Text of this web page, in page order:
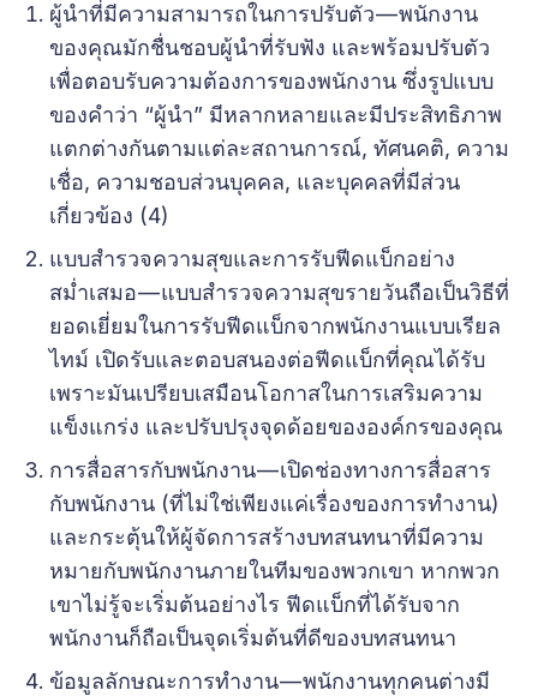
ผู้นำที่มีความสามารถในการปรับตัว — พนักงาน
ของคุณมักชื่นชอบผู้นำที่รับฟัง และพร้อมปรับตัว
เพื่อตอบรับความต้องการของพนักงาน ซึ่งรูปแบบ
ของคำว่า “ผู้นำ” มีหลากหลายและมีประสิทธิภาพ
แตกต่างกันตามแต่ละสถานการณ์, ทัศนคติ, ความ
เชื่อ, ความชอบส่วนบุคคล, และบุคคลที่มีส่วน
เกี่ยวข้อง (4)
แบบสำรวจความสุขและการรับฟีดแบ็กอย่าง
สม่ำเสมอ — แบบสำรวจความสุขรายวันถือเป็นวิธีที่
ยอดเยี่ยมในการรับฟีดแบ็กจากพนักงานแบบเรียล
ไทม์ เปิดรับและตอบสนองต่อฟีดแบ็กที่คุณได้รับ
เพราะมันเปรียบเสมือนโอกาสในการเสริมความ
แข็งแกร่ง และปรับปรุงจุดด้อยขององค์กรของคุณ
การสื่อสารกับพนักงาน — เปิดช่องทางการสื่อสาร
กับพนักงาน (ที่ไม่ใช่เพียงแค่เรื่องของการทำงาน)
และกระตุ้นให้ผู้จัดการสร้างบทสนทนาที่มีความ
หมายกับพนักงานภายในทีมของพวกเขา หากพวก
เขาไม่รู้จะเริ่มต้นอย่างไร ฟีดแบ็กที่ได้รับจาก
พนักงานก็ถือเป็นจุดเริ่มต้นที่ดีของบทสนทนา
ข้อมูลลักษณะการทำงาน — พนักงานทุกคนต่างมี